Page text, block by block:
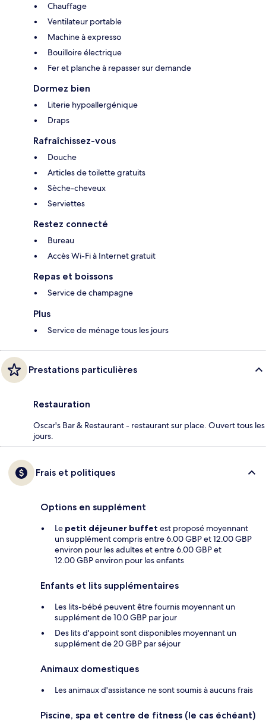
Chauffage
Ventilateur portable
Machine à expresso
Bouilloire électrique
Fer et planche à repasser sur demande
Dormez bien
Literie hypoallergénique
Draps
Rafraîchissez-vous
Douche
Articles de toilette gratuits
Sèche-cheveux
Serviettes
Restez connecté
Bureau
Accès Wi-Fi à Internet gratuit
Repas et boissons
Service de champagne
Plus
Service de ménage tous les jours
Prestations particulières
Restauration
Oscar's Bar & Restaurant - restaurant sur place. Ouvert tous les
jours.
Frais et politiques
Options en supplément
Le petit déjeuner buffet est proposé moyennant
un supplément compris entre 6.00 GBP et 12.00 GBP
environ pour les adultes et entre 6.00 GBP et
12.00 GBP environ pour les enfants
Enfants et lits supplémentaires
Les lits-bébé peuvent être fournis moyennant un
supplément de 10.0 GBP par jour
Des lits d'appoint sont disponibles moyennant un
supplément de 20 GBP par séjour
Animaux domestiques
Les animaux d'assistance ne sont soumis à aucuns frais
Piscine, spa et centre de fitness (le cas échéant)